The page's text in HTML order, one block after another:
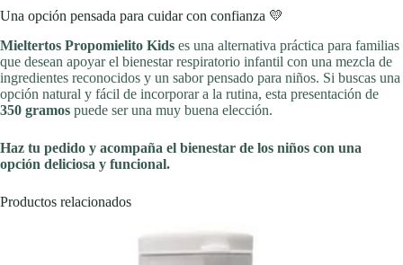
Una opción pensada para cuidar con confianza 💛
Mieltertos Propomielito Kids es una alternativa práctica para familias
que desean apoyar el bienestar respiratorio infantil con una mezcla de
ingredientes reconocidos y un sabor pensado para niños. Si buscas una
opción natural y fácil de incorporar a la rutina, esta presentación de
350 gramos puede ser una muy buena elección.
Haz tu pedido y acompaña el bienestar de los niños con una
opción deliciosa y funcional.
Productos relacionados